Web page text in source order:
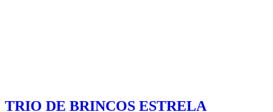
TRIO DE BRINCOS ESTRELA